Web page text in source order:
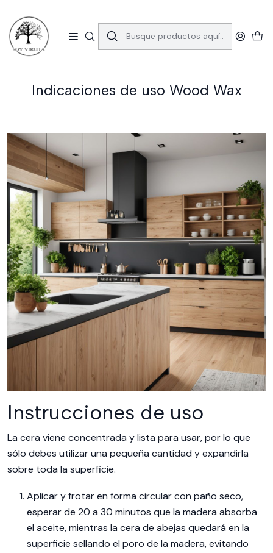
Consulta las comunas aquí
Indicaciones de uso Wood Wax
Indicaciones de uso Wood Wax
Instrucciones de uso
La cera viene concentrada y lista para usar, por lo que
sólo debes utilizar una pequeña cantidad y expandirla
sobre toda la superficie.
Aplicar y frotar en forma circular con paño seco,
esperar de 20 a 30 minutos que la madera absorba
el aceite, mientras la cera de abejas quedará en la
superficie sellando el poro de la madera, evitando